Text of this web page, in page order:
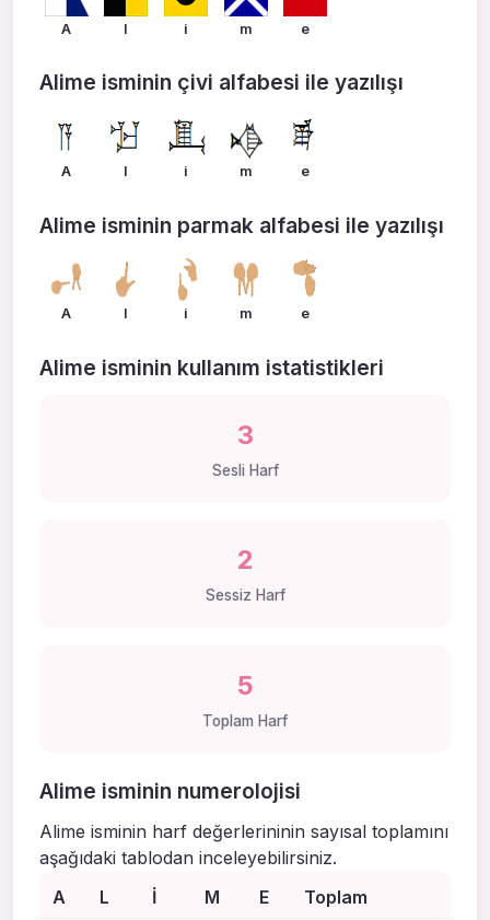
A l i m e
Alime isminin çivi alfabesi ile yazılışı
A l i m e
Alime isminin parmak alfabesi ile yazılışı
A l i m e
Alime isminin kullanım istatistikleri
3
Sesli Harf
2
Sessiz Harf
5
Toplam Harf
Alime isminin numerolojisi
Alime isminin harf değerlerininin sayısal toplamını
aşağıdaki tablodan inceleyebilirsiniz.
A
L I M E Toplam